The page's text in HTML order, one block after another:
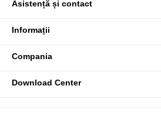
Asistență și contact
Informații
Compania
Download Center